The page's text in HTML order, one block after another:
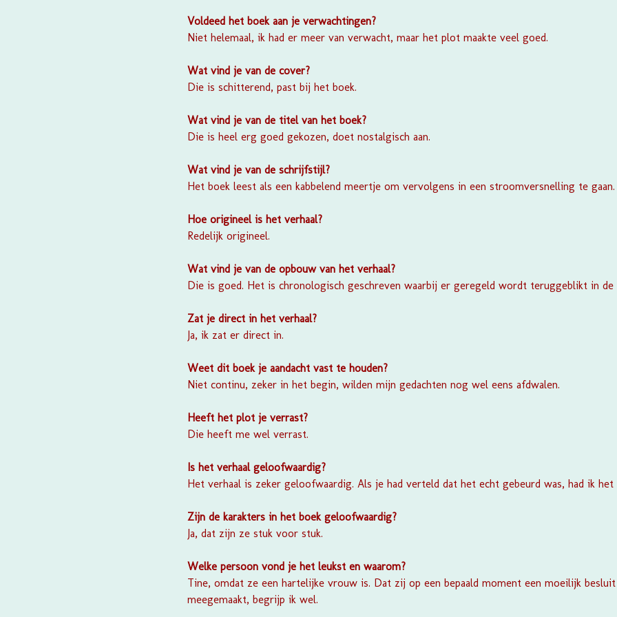
Voldeed het boek aan je verwachtingen?
Niet helemaal, ik had er meer van verwacht, maar het plot maakte veel goed.
Wat vind je van de cover?
Die is schitterend, past bij het boek.
Wat vind je van de titel van het boek?
Die is heel erg goed gekozen, doet nostalgisch aan.
Wat vind je van de schrijfstijl?
Het boek leest als een kabbelend meertje om vervolgens in een stroomversnelling te gaan.
Hoe origineel is het verhaal?
Redelijk origineel.
Wat vind je van de opbouw van het verhaal?
Die is goed. Het is chronologisch geschreven waarbij er geregeld wordt teruggeblikt in de
Zat je direct in het verhaal?
Ja, ik zat er direct in.
Weet dit boek je aandacht vast te houden?
Niet continu, zeker in het begin, wilden mijn gedachten nog wel eens afdwalen.
Heeft het plot je verrast?
Die heeft me wel verrast.
Is het verhaal geloofwaardig?
Het verhaal is zeker geloofwaardig. Als je had verteld dat het echt gebeurd was, had ik
Zijn de karakters in het boek geloofwaardig?
Ja, dat zijn ze stuk voor stuk.
Welke persoon vond je het leukst en waarom?
Tine, omdat ze een hartelijke vrouw is. Dat zij op een bepaald moment een moeilijk
meegemaakt, begrijp ik wel.